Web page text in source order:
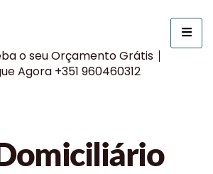
o seu Orçamento Grátis
Agora +351 960460312